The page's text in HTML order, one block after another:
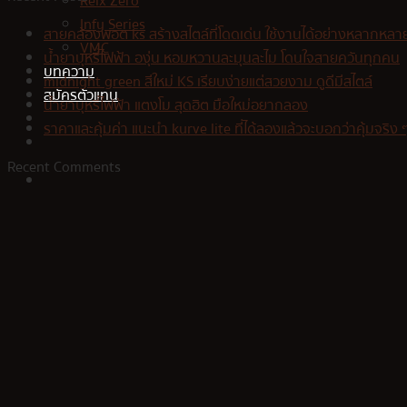
Infy Series
VMC
บทความ
สมัครตัวแทน
สายคล้องพอต ks สร้างสไตล์ที่โดดเด่น ใช้งานได้อย่างหลากหลา
น้ำยาบุหรี่ไฟฟ้า องุ่น หอมหวานละมุนละไม โดนใจสายควันทุกคน
midnight green สีใหม่ KS เรียบง่ายแต่สวยงาม ดูดีมีสไตล์
น้ำยาบุหรี่ไฟฟ้า แตงโม สุดฮิต มือใหม่อยากลอง
ราคาและคุ้มค่า แนะนำ kurve lite ที่ได้ลองแล้วจะบอกว่าคุ้มจริง
Recent Comments